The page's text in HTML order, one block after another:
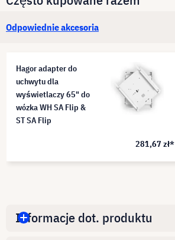
Odpowiednie akcesoria
Hagor adapter do
uchwytu dla
wyświetlaczy 65" do
wózka WH SA Flip &
ST SA Flip
281,67 zł*
Informacje dot. produktu